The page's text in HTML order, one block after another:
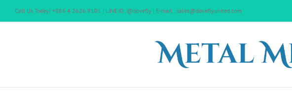
content
Call Us Today! +886 4 2626 9101 | LINE ID: @dovefly | E-mail : sales@doveflyunited.com